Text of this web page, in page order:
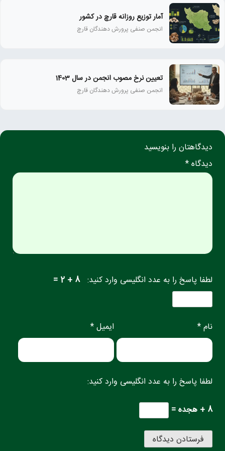
آمار توزیع روزانه قارچ در کشور
انجمن صنفی پرورش دهندگان قارچ
تعیین نرخ مصوب انجمن در سال 1403
انجمن صنفی پرورش دهندگان قارچ
دیدگاهتان را بنویسید
دیدگاه *
لطفا پاسخ را به عدد انگلیسی وارد کنید: 8 + 2 =
نام * ایمیل *
لطفا پاسخ را به عدد انگلیسی وارد کنید:
8 + هجده =